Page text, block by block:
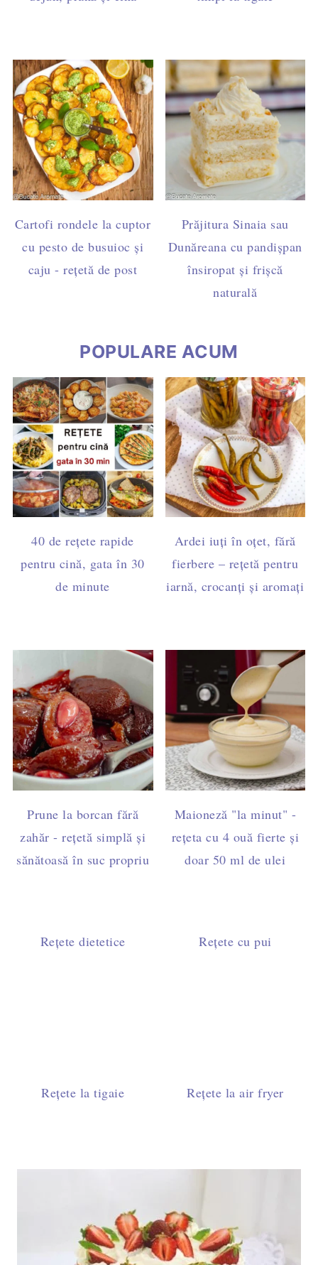
Cartofi rondele la cuptor
cu pesto de busuioc și
caju - rețetă de post
Prăjitura Sinaia sau
Dunăreana cu pandișpan
însiropat și frișcă
naturală
POPULARE ACUM
40 de rețete rapide
pentru cină, gata în 30
de minute
Ardei iuți în oțet, fără
fierbere – rețetă pentru
iarnă, crocanți și aromați
Prune la borcan fără
zahăr - rețetă simplă și
sănătoasă în suc propriu
Maioneză "la minut" -
rețeta cu 4 ouă fierte și
doar 50 ml de ulei
Rețete dietetice Rețete cu pui
Rețete la tigaie Rețete la air fryer